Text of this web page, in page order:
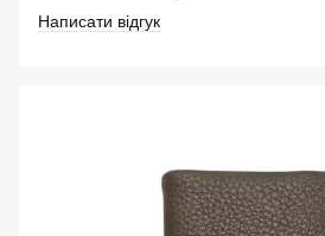
Написати відгук